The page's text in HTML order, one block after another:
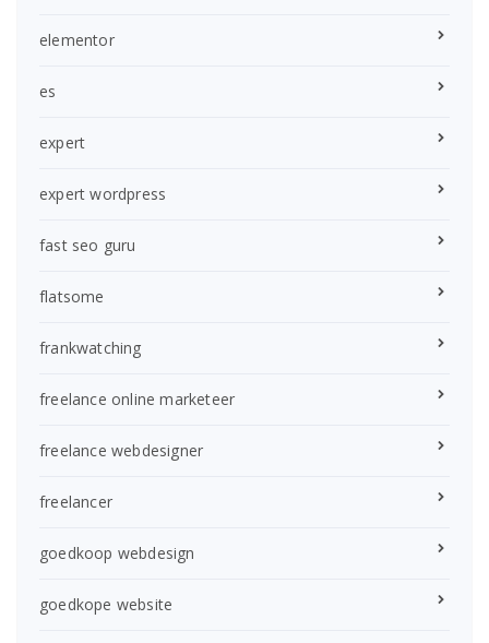
elementor
es
expert
expert wordpress
fast seo guru
flatsome
frankwatching
freelance online marketeer
freelance webdesigner
freelancer
goedkoop webdesign
goedkope website